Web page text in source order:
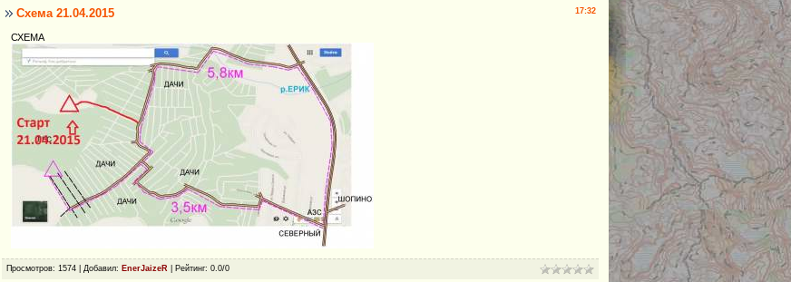
17:32
Схема 21.04.2015
СХЕМА
Просмотров: 1574 | Добавил: EnerJaizeR Рейтинг: 0.0/0